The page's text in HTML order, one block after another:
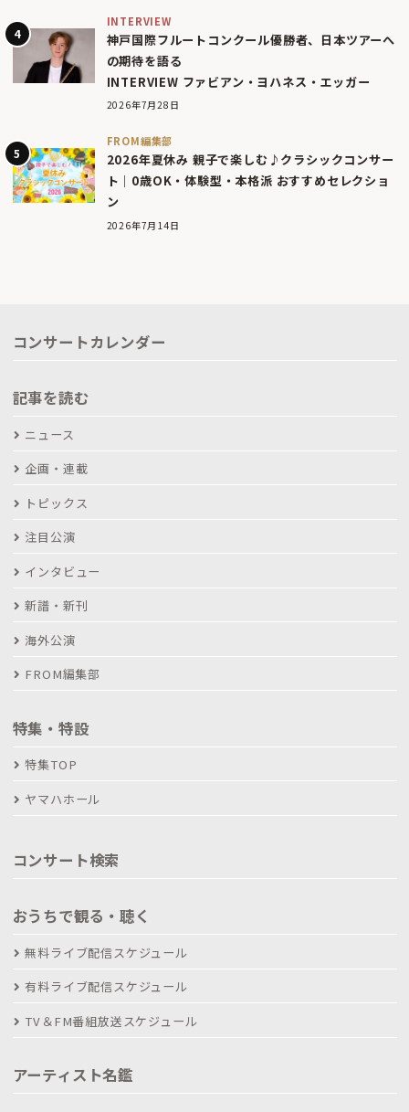
INTERVIEW
神戸国際フルートコンクール優勝者、日本ツアーへ
の期待を語る
INTERVIEW ファビアン・ヨハネス・エッガー
2026年7月28日
FROM編集部
2026年夏休み 親子で楽しむ♪クラシックコンサー
ト｜0歳OK・体験型・本格派 おすすめセレクショ
ン
2026年7月14日
コンサートカレンダー
記事を読む
ニュース
企画・連載
トピックス
注目公演
インタビュー
新譜・新刊
海外公演
FROM編集部
特集・特設
特集TOP
ヤマハホール
コンサート検索
おうちで観る・聴く
無料ライブ配信スケジュール
有料ライブ配信スケジュール
TV＆FM番組放送スケジュール
アーティスト名鑑